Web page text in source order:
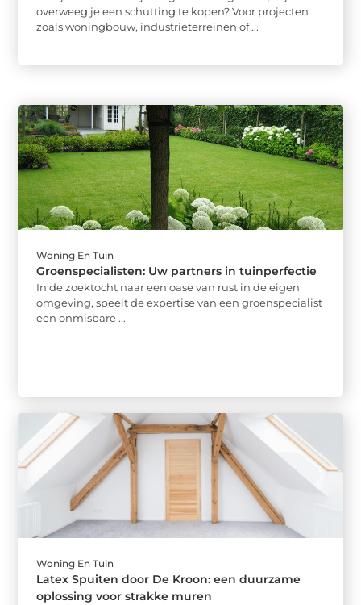
overweeg je een schutting te kopen? Voor projecten
zoals woningbouw, industrieterreinen of ...
Woning En Tuin
Groenspecialisten: Uw partners in tuinperfectie
In de zoektocht naar een oase van rust in de eigen
omgeving, speelt de expertise van een groenspecialist
een onmisbare ...
Woning En Tuin
Latex Spuiten door De Kroon: een duurzame
oplossing voor strakke muren